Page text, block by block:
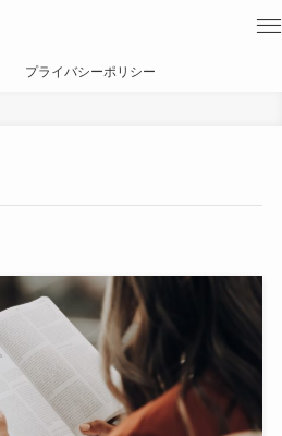
プライバシーポリシー